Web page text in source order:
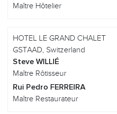
Maître Hôtelier
HOTEL LE GRAND CHALET
GSTAAD, Switzerland
Steve WILLIÉ
Maître Rôtisseur
Rui Pedro FERREIRA
Maître Restaurateur